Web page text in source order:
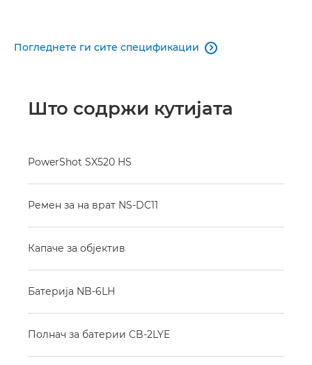
Погледнете ги сите спецификации 
Што содржи кутијата
PowerShot SX520 HS
Ремен за на врат NS-DC11
Капаче за објектив
Батерија NB-6LH
Полнач за батерии CB-2LYE